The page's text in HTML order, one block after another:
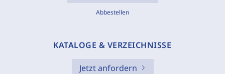
Abbestellen
KATALOGE & VERZEICHNISSE
Jetzt anfordern